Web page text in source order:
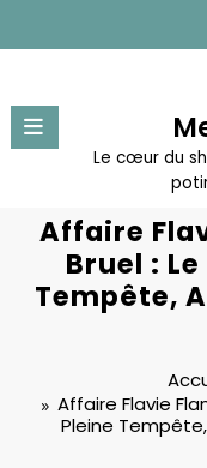
contenu
Le cœur du
Affaire
Bruel :
Tempête,
Affaire Flavie
Pleine